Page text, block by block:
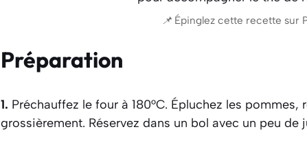
📌 Épinglez cette recette sur
Préparation
1. Préchauffez le four à 180°C. Épluchez les
grossièrement. Réservez dans un bol avec un peu